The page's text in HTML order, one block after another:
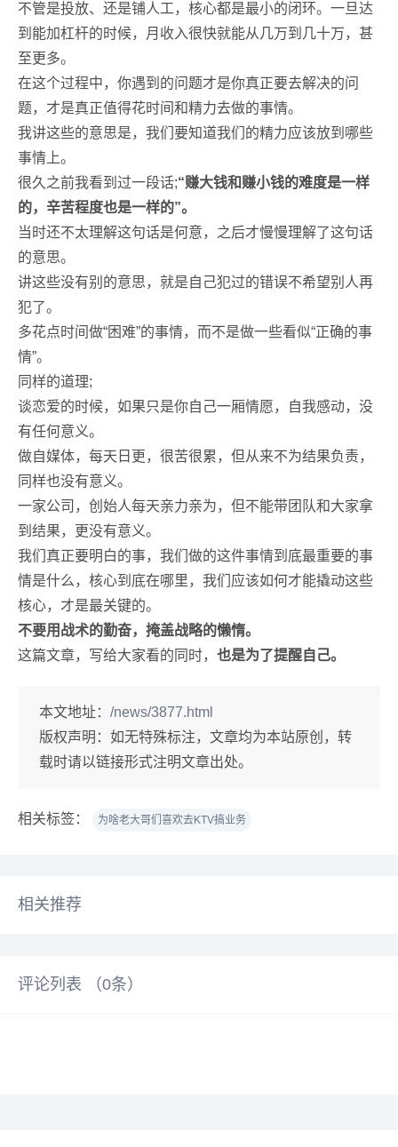
不管是投放、还是铺人工，核心都是最小的闭环。一旦达
到能加杠杆的时候，月收入很快就能从几万到几十万，甚
至更多。
在这个过程中，你遇到的问题才是你真正要去解决的问
题，才是真正值得花时间和精力去做的事情。
我讲这些的意思是，我们要知道我们的精力应该放到哪些
事情上。
很久之前我看到过一段话;“赚大钱和赚小钱的难度是一样
的，辛苦程度也是一样的”。
当时还不太理解这句话是何意，之后才慢慢理解了这句话
的意思。
讲这些没有别的意思，就是自己犯过的错误不希望别人再
犯了。
多花点时间做“困难”的事情，而不是做一些看似“正确的事
情”。
同样的道理;
谈恋爱的时候，如果只是你自己一厢情愿，自我感动，没
有任何意义。
做自媒体，每天日更，很苦很累，但从来不为结果负责，
同样也没有意义。
一家公司，创始人每天亲力亲为，但不能带团队和大家拿
到结果，更没有意义。
我们真正要明白的事，我们做的这件事情到底最重要的事
情是什么，核心到底在哪里，我们应该如何才能撬动这些
核心，才是最关键的。
不要用战术的勤奋，掩盖战略的懒惰。
这篇文章，写给大家看的同时， 也是为了提醒自己。
本文地址： /news/3877.html
版权声明： 如无特殊标注，文章均为本站原创，转
载时请以链接形式注明文章出处。
相关标签： 为啥老大哥们喜欢去KTV搞业务
相关推荐
评论列表 （0条）